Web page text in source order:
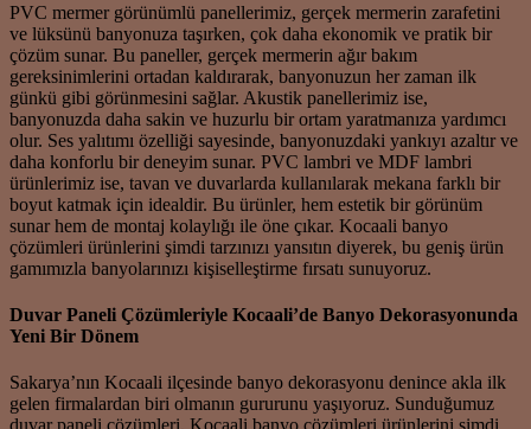
PVC mermer görünümlü panellerimiz, gerçek mermerin zarafetini
ve lüksünü banyonuza taşırken, çok daha ekonomik ve pratik bir
çözüm sunar. Bu paneller, gerçek mermerin ağır bakım
gereksinimlerini ortadan kaldırarak, banyonuzun her zaman ilk
günkü gibi görünmesini sağlar. Akustik panellerimiz ise,
banyonuzda daha sakin ve huzurlu bir ortam yaratmanıza yardımcı
olur. Ses yalıtımı özelliği sayesinde, banyonuzdaki yankıyı azaltır ve
daha konforlu bir deneyim sunar. PVC lambri ve MDF lambri
ürünlerimiz ise, tavan ve duvarlarda kullanılarak mekana farklı bir
boyut katmak için idealdir. Bu ürünler, hem estetik bir görünüm
sunar hem de montaj kolaylığı ile öne çıkar. Kocaali banyo
çözümleri ürünlerini şimdi tarzınızı yansıtın diyerek, bu geniş ürün
gamımızla banyolarınızı kişiselleştirme fırsatı sunuyoruz.
Duvar Paneli Çözümleriyle Kocaali’de Banyo Dekorasyonunda
Yeni Bir Dönem
Sakarya’nın Kocaali ilçesinde banyo dekorasyonu denince akla ilk
gelen firmalardan biri olmanın gururunu yaşıyoruz. Sunduğumuz